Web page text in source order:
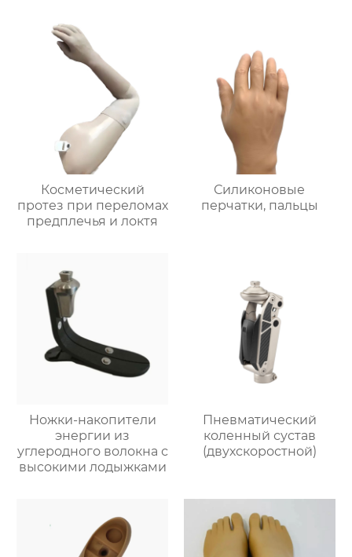
Косметический
протез при переломах
предплечья и локтя
Силиконовые
перчатки, пальцы
Ножки-накопители
энергии из
углеродного волокна с
высокими лодыжками
Пневматический
коленный сустав
(двухскоростной)